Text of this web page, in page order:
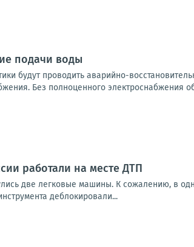
подачи воды
будут проводить аварийно-
Без полноценного электроснабжения
работали на месте ДТП
две легковые машины. К сожалению, в
деблокировали...